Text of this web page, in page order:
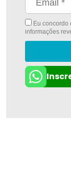
Eu concordo
informações